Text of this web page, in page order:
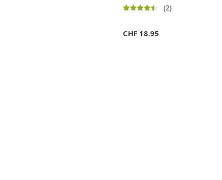
(2)
CHF 18.95